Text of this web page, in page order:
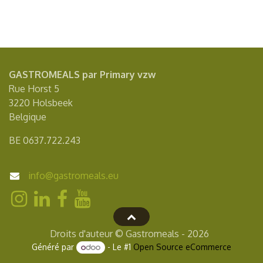
GASTROMEALS par Primary vzw
Rue Horst 5
3220 Holsbeek
Belgique
BE 0637.722.243
info@gastromeals.eu
Droits d'auteur © Gastromeals - 2026
Généré par - Le #1 Open Source eCommerce